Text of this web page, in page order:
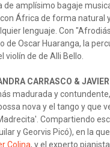
amplísimo bagaje
África de forma natural
lenguaje. Con
de Oscar Huaranga, la
violín de de Alli Bello.
CARRASCO &
madurada y
nova y el tango y que
Compartiendo
y Georvis Picó), en la
Colina, y el experto